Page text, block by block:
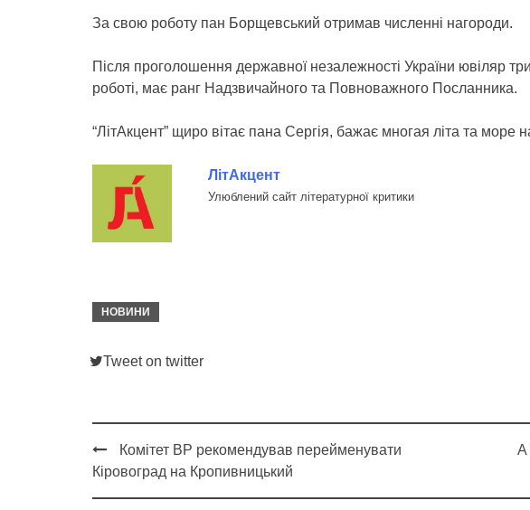
За свою роботу пан Борщевський отримав численні нагороди.
Після проголошення державної незалежності України ювіляр
роботі, має ранг Надзвичайного та Повноважного Посланника.
“ЛітАкцент” щиро вітає пана Сергія, бажає многая літа та море
ЛітАкцент
Улюблений сайт літературної критики
НОВИНИ
Tweet on twitter
Post
navigation
Комітет ВР рекомендував перейменувати
Кіровоград на Кропивницький
A